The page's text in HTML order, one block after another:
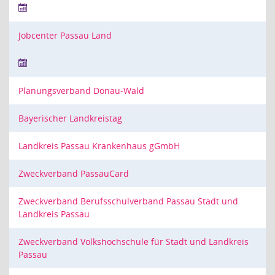
Jobcenter Passau Land
Planungsverband Donau-Wald
Bayerischer Landkreistag
Landkreis Passau Krankenhaus gGmbH
Zweckverband PassauCard
Zweckverband Berufsschulverband Passau Stadt und
Landkreis Passau
Zweckverband Volkshochschule für Stadt und Landkreis
Passau